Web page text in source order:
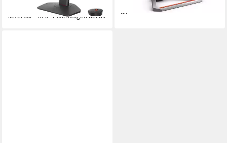
mtl. in 48 Raten
lieferbar - in 3-4 Werktagen bei dir
lieferbar - in 8-10 Werktagen bei
dir